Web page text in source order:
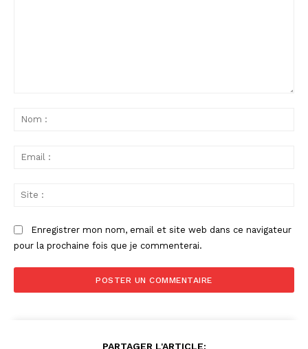
Enregistrer mon nom, email et site web dans ce navigateur
pour la prochaine fois que je commenterai.
PARTAGER L'ARTICLE: